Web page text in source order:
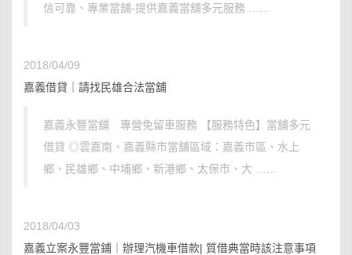
信可靠、專業當舖-提供嘉義當舖多元服務 ……
2018/04/09
嘉義借貸｜請找民雄合法當舖
嘉義永豐當舖 專營免留車服務 【服務特色】當舖多元
借貸 ◎雲嘉南、嘉義縣市當舖區域：嘉義市區、水上
鄉、民雄鄉、中埔鄉、新港鄉、太保市、大 ……
2018/04/03
嘉義立案永豐當鋪｜辦理汽機車借款| 質借典當時該注意事項